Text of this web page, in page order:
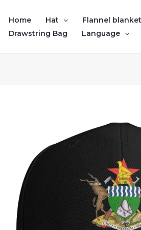
Home Hat Flannel blanket
Drawstring Bag
Language